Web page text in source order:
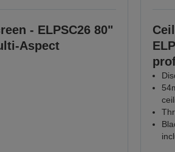
- ELPSC26 80"
Aspect